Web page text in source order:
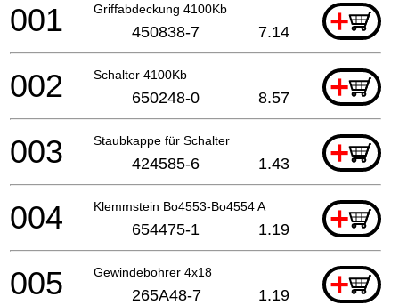
Griffabdeckung 4100Kb +
001 450838-7 7.14
Schalter 4100Kb +
002 650248-0 8.57
Staubkappe für Schalter +
003 424585-6 1.43
Klemmstein Bo4553-Bo4554 A +
004 654475-1 1.19
Gewindebohrer 4x18 +
005 265A48-7 1.19